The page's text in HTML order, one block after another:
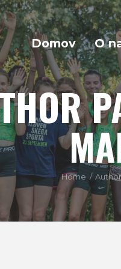
Domov O
Home